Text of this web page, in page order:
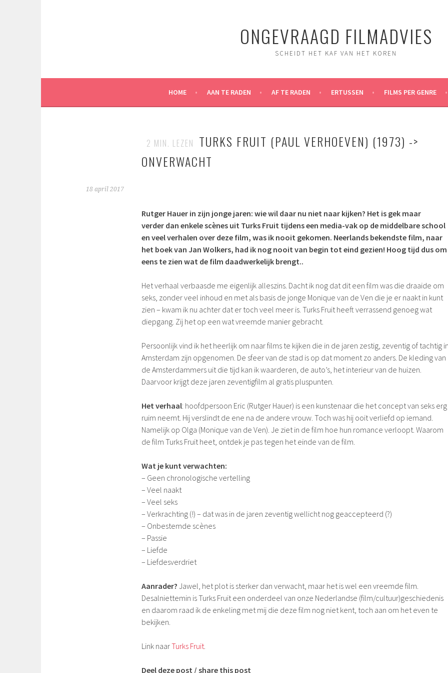
ONGEVRAAGD FILMADVIES
SCHEIDT HET KAF VAN HET KOREN
HOME AAN TE RADEN AF TE RADEN ERTUSSEN FILMS PER GENRE
2 MIN. LEZEN TURKS FRUIT (PAUL VERHOEVEN) (1973) ->
ONVERWACHT
18 april 2017
Rutger Hauer in zijn jonge jaren: wie wil daar nu niet naar kijken? Het is gek maar
verder dan enkele scènes uit Turks Fruit tijdens een media-vak op de middelbare school
en veel verhalen over deze film, was ik nooit gekomen. Neerlands bekendste film, naar
het boek van Jan Wolkers, had ik nog nooit van begin tot eind gezien! Hoog tijd dus om
eens te zien wat de film daadwerkelijk brengt..
Het verhaal verbaasde me eigenlijk alleszins. Dacht ik nog dat dit een film was die draaide om
seks, zonder veel inhoud en met als basis de jonge Monique van de Ven die je er naakt in kunt
zien – kwam ik nu achter dat er toch veel meer is. Turks Fruit heeft verrassend genoeg wat
diepgang. Zij het op een wat vreemde manier gebracht.
Persoonlijk vind ik het heerlijk om naar films te kijken die in de jaren zestig, zeventig of tachtig
Amsterdam zijn opgenomen. De sfeer van de stad is op dat moment zo anders. De kleding van
de Amsterdammers uit die tijd kan ik waarderen, de auto’s, het interieur van de huizen.
Daarvoor krijgt deze jaren zeventigfilm al gratis pluspunten.
Het verhaal: hoofdpersoon Eric (Rutger Hauer) is een kunstenaar die het concept van seks erg
ruim neemt. Hij verslindt de ene na de andere vrouw. Toch was hij ooit verliefd op iemand.
Namelijk op Olga (Monique van de Ven). Je ziet in de film hoe hun romance verloopt. Waarom
de film Turks Fruit heet, ontdek je pas tegen het einde van de film.
Wat je kunt verwachten:
– Geen chronologische vertelling
– Veel naakt
– Veel seks
– Verkrachting (!) – dat was in de jaren zeventig wellicht nog geaccepteerd (?)
– Onbestemde scènes
– Passie
– Liefde
– Liefdesverdriet
Aanrader? Jawel, het plot is sterker dan verwacht, maar het is wel een vreemde film.
Desalniettemin is Turks Fruit een onderdeel van onze Nederlandse (film/cultuur)geschiedenis
en daarom raad ik de enkeling met mij die deze film nog niet kent, toch aan om het even te
bekijken.
Link naarTurks Fruit.
Deel deze post / share this post